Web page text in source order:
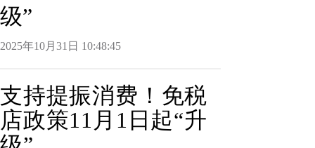
级”
2025年10月31日10:48:45
支持提振消费！免税
店政策11月1日起“升